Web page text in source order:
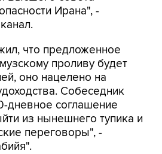
Ирана", -
что предложенное
проливу будет
оно нацелено на
Собеседник
дневное соглашение
из нынешнего тупика и
переговоры", -